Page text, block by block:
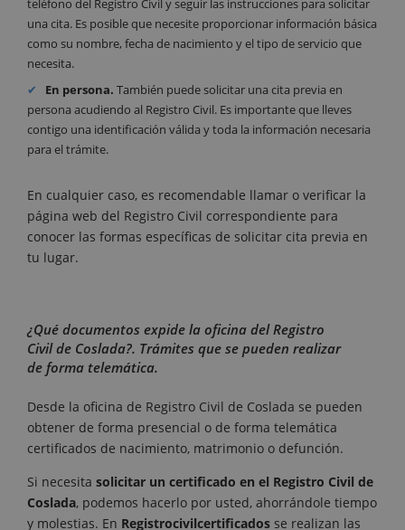
teléfono del Registro Civil y seguir las instrucciones para solicitar
una cita. Es posible que necesite proporcionar información básica
como su nombre, fecha de nacimiento y el tipo de servicio que
necesita.
En persona. También puede solicitar una cita previa en
persona acudiendo al Registro Civil. Es importante que lleves
contigo una identificación válida y toda la información necesaria
para el trámite.
En cualquier caso, es recomendable llamar o verificar la
página web del Registro Civil correspondiente para
conocer las formas específicas de solicitar cita previa en
tu lugar.
¿Qué documentos expide la oficina del Registro
Civil de Coslada?. Trámites que se pueden realizar
de forma telemática.
Desde la oficina de Registro Civil de Coslada se pueden
obtener de forma presencial o de forma telemática
certificados de nacimiento, matrimonio o defunción.
Si necesita solicitar un certificado en el Registro Civil de
Coslada, podemos hacerlo por usted, ahorrándole tiempo
y molestias. En Registrocivilcertificados se realizan las